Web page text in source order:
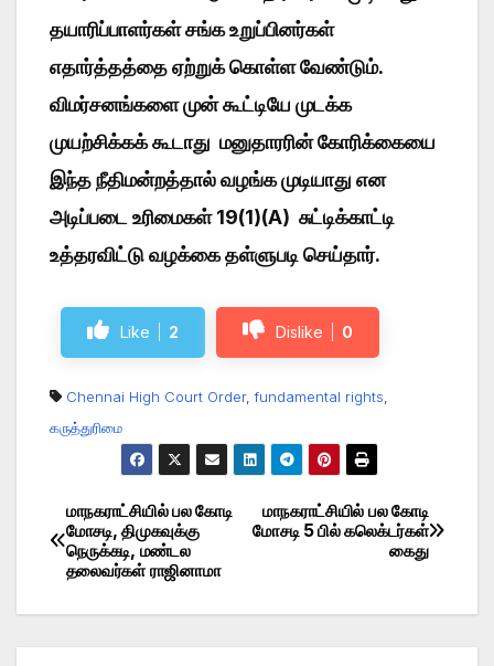
தயாரிப்பாளர்கள் சங்க உறுப்பினர்கள்
எதார்த்தத்தை ஏற்றுக் கொள்ள வேண்டும்.
விமர்சனங்களை முன் கூட்டியே முடக்க
முயற்சிக்கக் கூடாது மனுதாரரின் கோரிக்கையை
இந்த நீதிமன்றத்தால் வழங்க முடியாது என
அடிப்படை உரிமைகள் 19(1)(A) சுட்டிக்காட்டி
உத்தரவிட்டு வழக்கை தள்ளுபடி செய்தார்.
Like 2 Dislike 0
Chennai High Court Order,fundamental rights
கருத்துரிமை
Post
navigation
மாநகராட்சியில் பல கோடி
மோசடி 5 பில் கலெக்டர்கள்
கைது
மாநகராட்சியில் பல கோடி
மோசடி, திமுகவுக்கு
நெருக்கடி, மண்டல
தலைவர்கள் ராஜினாமா